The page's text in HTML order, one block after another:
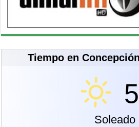
Tiempo en
Soleado